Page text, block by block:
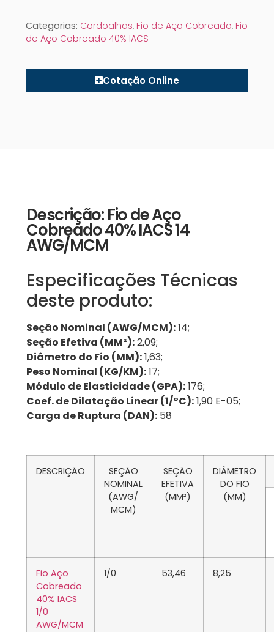
Categorias: Cordoalhas, Fio de Aço Cobreado, Fio
de Aço Cobreado 40% IACS
Cotação Online
Descrição: Fio de Aço
Cobreado 40% IACS 14
AWG/MCM
Especificações Técnicas
deste produto:
Seção Nominal (AWG/MCM):14;
Seção Efetiva (MM²):2,09;
Diâmetro do Fio (MM):1,63;
Peso Nominal (KG/KM):17;
Módulo de Elasticidade (GPA):176;
Coef. de Dilatação Linear (1/°C):1,90 E-05;
Carga de Ruptura (DAN): 58
DESCRIÇÃO
SEÇÃO
NOMINAL
(AWG/
MCM)
SEÇÃO
EFETIVA
(MM²)
DIÂMETRO
DO FIO
(MM)
Fio Aço
Cobreado
40% IACS
1/0
AWG/MCM
1/0 53,46 8,25